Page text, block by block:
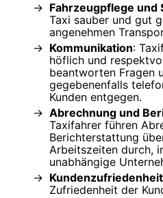
Fahrzeugpflege und
Taxi sauber und gut
angenehmen
Kommunikation:
höflich und
beantworten Fragen
gegebenenfalls
Kunden entgegen.
Abrechnung und
Taxifahrer führen
Berichterstattung
Arbeitszeiten durch,
unabhängige
Kundenzufriedenheit
Zufriedenheit der